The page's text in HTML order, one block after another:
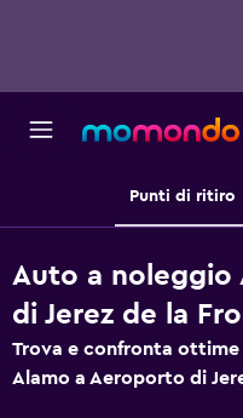
Punti di ritiro
Auto a noleggio
di Jerez de la
Trova e confronta
Alamo a Aeroporto di